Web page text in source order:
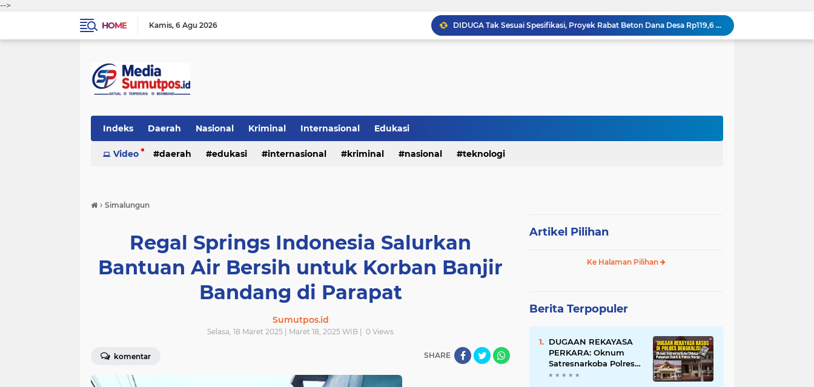
-->
HOME
Kamis 6 Agu 2026
DIDUGA Tak Sesuai Spesifikasi, Proyek Rabat Beton Dana Desa Rp119,6 Juta di Sahkuda Bayu Disorot, Warga Minta Inspektorat Turun Periksa
GMKI Pematangsiantar–Simalungun siap Laksanakan Pengabdian Masyarakat "
Dalam Rangka HUT RI ke-81 dan Hari Jadi ke-61 Tanjab Barat Bupati Tanjab Barat Secara Resmi Membukaan Lomba Domino
Sabam Rajaguguk Hadiri Konsolidasi Gerindra Labuhanbatu
Indeks Daerah Nasional Kriminal Internasional Edukasi
Video daerah edukasi internasional kriminal nasional teknologi
› Simalungun
Regal Springs Indonesia Salurkan
Bantuan Air Bersih untuk Korban Banjir
Bandang di Parapat
Sumutpos.id
Selasa, 18 Maret 2025 | Maret 18, 2025 WIB | 0 Views
komentar SHARE
Artikel Pilihan
Ke Halaman Pilihan
Berita Terpopuler
DUGAAN REKAYASA
PERKARA: Oknum
Satresnarkoba Polres
Bengkalis Diduga